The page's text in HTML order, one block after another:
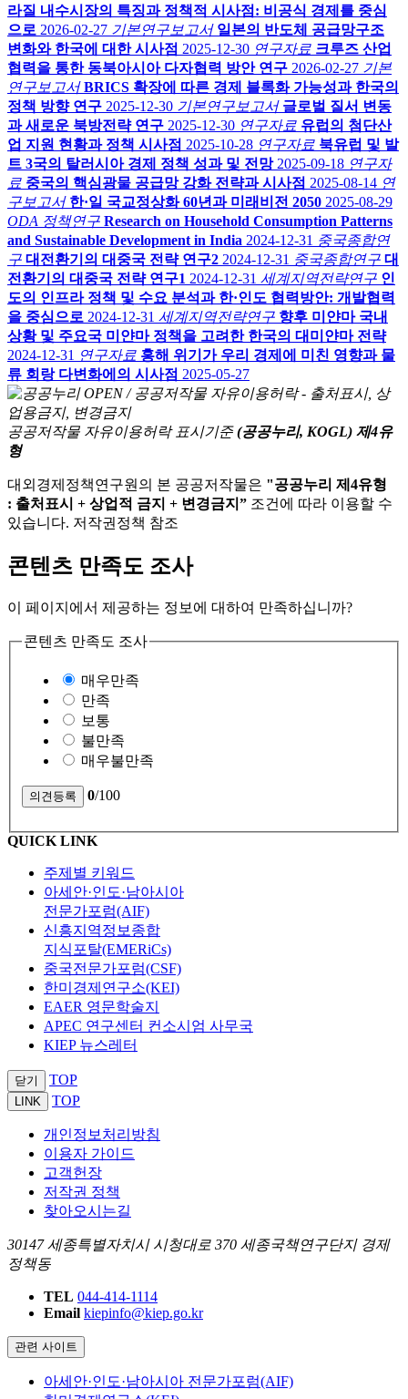
라질 내수시장의 특징과 정책적 시사점: 비공식 경제를 중심
으로 2026-02-27 기본연구보고서 일본의 반도체 공급망구조
변화와 한국에 대한 시사점 2025-12-30 연구자료 크루즈 산업
협력을 통한 동북아시아 다자협력 방안 연구 2026-02-27 기본
연구보고서 BRICS 확장에 따른 경제 블록화 가능성과 한국의
정책 방향 연구 2025-12-30 기본연구보고서 글로벌 질서 변동
과 새로운 북방전략 연구 2025-12-30 연구자료 유럽의 첨단산
업 지원 현황과 정책 시사점 2025-10-28 연구자료 북유럽 및 발
트 3국의 탈러시아 경제 정책 성과 및 전망 2025-09-18 연구자
료 중국의 핵심광물 공급망 강화 전략과 시사점 2025-08-14 연
구보고서 한·일 국교정상화 60년과 미래비전 2050 2025-08-29
ODA 정책연구 Research on Household Consumption Patterns
and Sustainable Development in India 2024-12-31 중국종합연
구 대전환기의 대중국 전략 연구2 2024-12-31 중국종합연구 대
전환기의 대중국 전략 연구1 2024-12-31 세계지역전략연구 인
도의 인프라 정책 및 수요 분석과 한·인도 협력방안: 개발협력
을 중심으로 2024-12-31 세계지역전략연구 향후 미얀마 국내
상황 및 주요국 미얀마 정책을 고려한 한국의 대미얀마 전략
2024-12-31 연구자료 홍해 위기가 우리 경제에 미친 영향과 물
류 회랑 다변화에의 시사점 2025-05-27
공공저작물 자유이용허락 표시기준 (공공누리, KOGL) 제4유
형
대외경제정책연구원의 본 공공저작물은 "공공누리 제4유형
: 출처표시 + 상업적 금지 + 변경금지” 조건에 따라 이용할 수
있습니다. 저작권정책 참조
콘텐츠 만족도 조사
이 페이지에서 제공하는 정보에 대하여 만족하십니까?
콘텐츠 만족도 조사
매우만족
만족
보통
불만족
매우불만족
0/100
QUICK LINK
주제별 키워드
아세안·인도·남아시아
전문가포럼(AIF)
신흥지역정보종합
지식포탈(EMERiCs)
중국전문가포럼(CSF)
한미경제연구소(KEI)
EAER 영문학술지
APEC 연구센터 컨소시엄 사무국
KIEP 뉴스레터
닫기 TOP
LINK TOP
개인정보처리방침
이용자 가이드
고객헌장
저작권 정책
찾아오시는길
30147 세종특별자치시 시청대로 370 세종국책연구단지 경제
정책동
TEL 044-414-1114
Email kiepinfo@kiep.go.kr
관련 사이트
아세안·인도·남아시아 전문가포럼(AIF)